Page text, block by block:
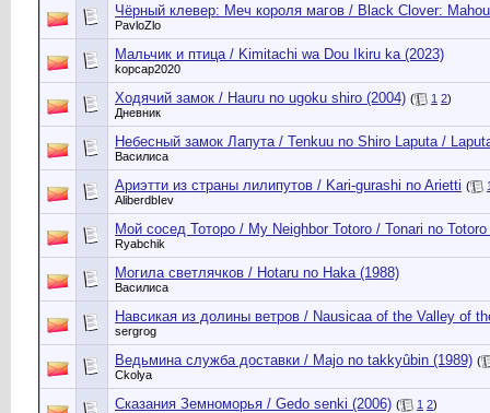
Чёрный клевер: Меч короля магов / Black Clover:
PavloZlo
Мальчик и птица / Kimitachi wa Dou Ikiru ka (2023)
kopcap2020
Ходячий замок / Hauru no ugoku shiro (2004) ( 1 2)
Дневник
Небесный замок Лапута / Tenkuu no Shiro Laputa /
Василиса
Ариэтти из страны лилипутов / Kari-gurashi no Arietti (
AliberdbIev
Мой сосед Тоторо / My Neighbor Totoro / Tonari no Totoro
Ryabchik
Могила светлячков / Hotaru no Haka (1988)
Василиса
Навсикая из долины ветров / Nausicaa of the Valley of
sergrog
Ведьмина служба доставки / Majo no takkyûbin (1989) (
Ckolya
Сказания Земноморья / Gedo senki (2006) ( 1 2)